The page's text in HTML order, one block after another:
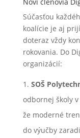
Súčasťou
koalície je aj
doteraz vždy
rokovania. Do
organizácií:
SOŠ
odbornej školy
že moderné
do výučby